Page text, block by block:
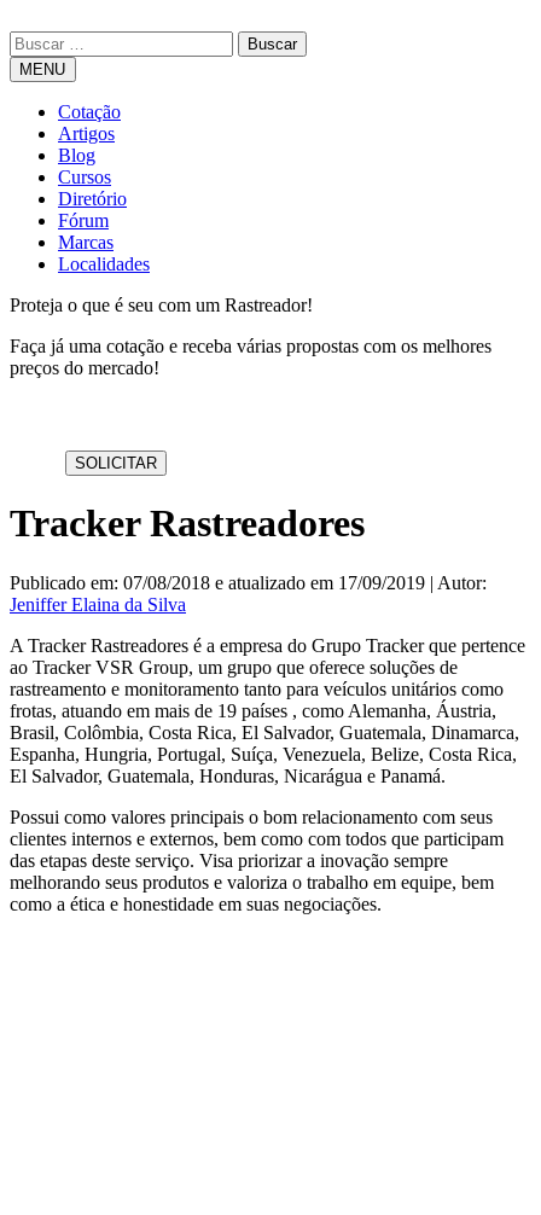
MENU
Cotação
Artigos
Blog
Cursos
Diretório
Fórum
Marcas
Localidades
Proteja o que é seu com um Rastreador!
Faça já uma cotação e receba várias propostas com os melhores
preços do mercado!
Tracker Rastreadores
Publicado em: 07/08/2018 e atualizado em 17/09/2019 | Autor:
Jeniffer Elaina da Silva
A Tracker Rastreadores é a empresa do Grupo Tracker que pertence
ao Tracker VSR Group, um grupo que oferece soluções de
rastreamento e monitoramento tanto para veículos unitários como
frotas, atuando em mais de 19 países , como Alemanha, Áustria,
Brasil, Colômbia, Costa Rica, El Salvador, Guatemala, Dinamarca,
Espanha, Hungria, Portugal, Suíça, Venezuela, Belize, Costa Rica,
El Salvador, Guatemala, Honduras, Nicarágua e Panamá.
Possui como valores principais o bom relacionamento com seus
clientes internos e externos, bem como com todos que participam
das etapas deste serviço. Visa priorizar a inovação sempre
melhorando seus produtos e valoriza o trabalho em equipe, bem
como a ética e honestidade em suas negociações.